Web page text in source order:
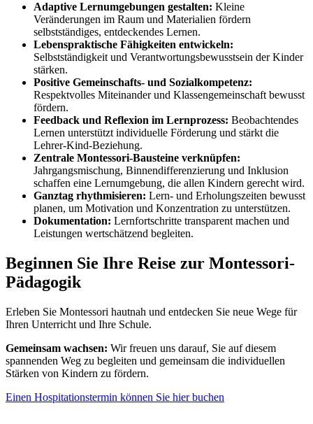
Adaptive Lernumgebungen gestalten: Kleine
Veränderungen im Raum und Materialien fördern
selbstständiges, entdeckendes Lernen.
Lebenspraktische Fähigkeiten entwickeln:
Selbstständigkeit und Verantwortungsbewusstsein der Kinder
stärken.
Positive Gemeinschafts- und Sozialkompetenz:
Respektvolles Miteinander und Klassengemeinschaft bewusst
fördern.
Feedback und Reflexion im Lernprozess: Beobachtendes
Lernen unterstützt individuelle Förderung und stärkt die
Lehrer-Kind-Beziehung.
Zentrale Montessori-Bausteine verknüpfen:
Jahrgangsmischung, Binnendifferenzierung und Inklusion
schaffen eine Lernumgebung, die allen Kindern gerecht wird.
Ganztag rhythmisieren: Lern- und Erholungszeiten bewusst
planen, um Motivation und Konzentration zu unterstützen.
Dokumentation: Lernfortschritte transparent machen und
Leistungen wertschätzend begleiten.
Beginnen Sie Ihre Reise zur Montessori-
Pädagogik
Erleben Sie Montessori hautnah und entdecken Sie neue Wege für
Ihren Unterricht und Ihre Schule.
Gemeinsam wachsen: Wir freuen uns darauf, Sie auf diesem
spannenden Weg zu begleiten und gemeinsam die individuellen
Stärken von Kindern zu fördern.
Einen Hospitationstermin können Sie hier buchen